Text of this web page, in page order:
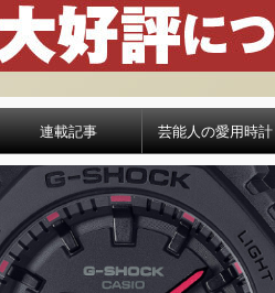
連載記事 芸能人の愛用時計